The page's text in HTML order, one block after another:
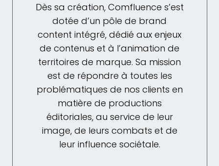
Dès sa création, Comfluence s’est
dotée d’un pôle de brand
content intégré, dédié aux enjeux
de contenus et à l’animation de
territoires de marque. Sa mission
est de répondre à toutes les
problématiques de nos clients en
matière de productions
éditoriales, au service de leur
image, de leurs combats et de
leur influence sociétale.